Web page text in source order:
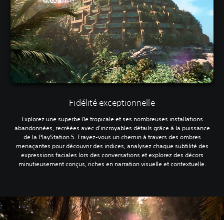
Fidélité exceptionnelle
Explorez une superbe île tropicale et ses nombreuses installations
abandonnées, recréées avec d'incroyables détails grâce à la puissance
de la PlayStation 5. Frayez-vous un chemin à travers des ombres
menaçantes pour découvrir des indices, analysez chaque subtilité des
expressions faciales lors des conversations et explorez des décors
minutieusement conçus, riches en narration visuelle et contextuelle.